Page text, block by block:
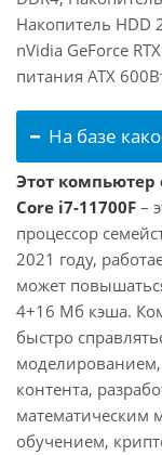
Накопитель HDD
nVidia GeForce
питания ATX
На базе
Этот компьютер
Core i7-11700F –
процессор
2021 году,
может
4+16 Мб кэша.
быстро
контента,
обучением,